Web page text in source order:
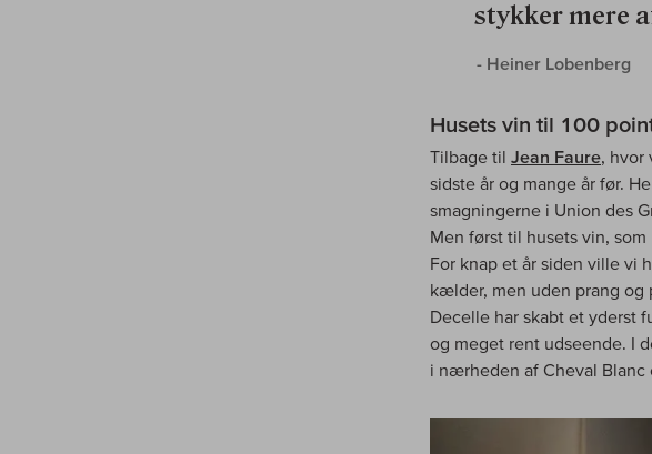
stykker mere
- Heiner Lobenberg
Husets vin til 100
Tilbage til Jean Faure, hvor
sidste år og mange år før.
smagningerne i Union des
Men først til husets vin,
For knap et år siden ville vi
kælder, men uden prang og
Decelle har skabt et yderst
og meget rent udseende. I
i nærheden af Cheval Blanc